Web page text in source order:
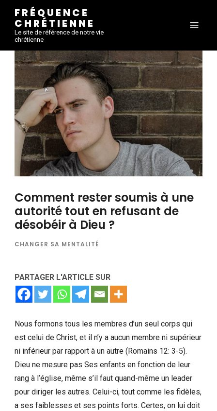
FRÉQUENCE
CHRÉTIENNE
Le site de référence de notre vie
chrétienne
Comment rester soumis à une
autorité tout en refusant de
désobéir à Dieu ?
CHANGER SA MENTALITÉ
PARTAGER L'ARTICLE SUR
Nous formons tous les membres d’un seul corps qui
est celui de Christ, et il n’y a aucun membre ni supérieur
ni inférieur par rapport à un autre (Romains 12: 3-5).
Dieu ne mesure pas Ses enfants en fonction de leur
rang à l’église, même s’il faut quand-même un leader
pour diriger les autres. Celui-ci, tout comme les fidèles,
a ses faiblesses et ses points forts. Certes, on lui doit